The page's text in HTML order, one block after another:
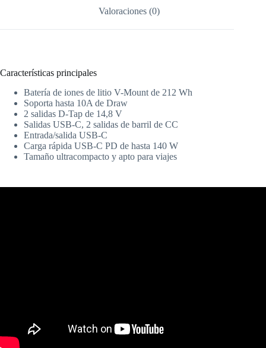
Valoraciones (0)
Características principales
Batería de iones de litio V-Mount de 212 Wh
Soporta hasta 10A de Draw
2 salidas D-Tap de 14,8 V
Salidas USB-C, 2 salidas de barril de CC
Entrada/salida USB-C
Carga rápida USB-C PD de hasta 140 W
Tamaño ultracompacto y apto para viajes